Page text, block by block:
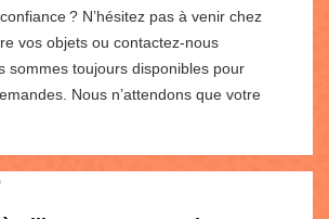
? N’hésitez pas à venir chez
vos objets ou contactez-nous
sommes toujours disponibles pour
Nous n’attendons que votre